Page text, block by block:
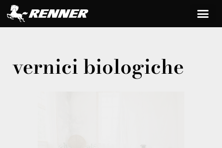
vernici biologiche